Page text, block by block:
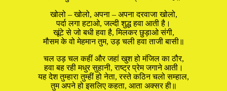
खोलो – खोलो, अपना – अपना दरवाजा खोलो,
पर्दा लगा हटाओ, जल्दी शुद्ध हवा आती है।
खूंटे से जो बधी हवा है, मिलकर छुड़ाओ संगी,
मौसम के वो मेहमान तुम, उड़ चली हवा ताजी बासी॥
चल उड़ चल कहीं और जहां खुश हो मंजिल का ठौर,
हवा बह रही मधुर सुहानी, राष्ट्र प्रेम जगाने आती।
यह देश तुम्हारा तुम्हीं हो नेता, रस्ते कठिन चलो सम्हाल,
तुम अपने हो इसलिए कहता, आता अक्सर ही॥